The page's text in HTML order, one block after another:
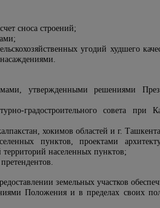
сноса строений;
угодий худшего
утвержденными решениями
градостроительного совета при
хокимов областей и г.
пунктов, проектами
населенных пунктов;
земельных участков
Положения и в пределах своих